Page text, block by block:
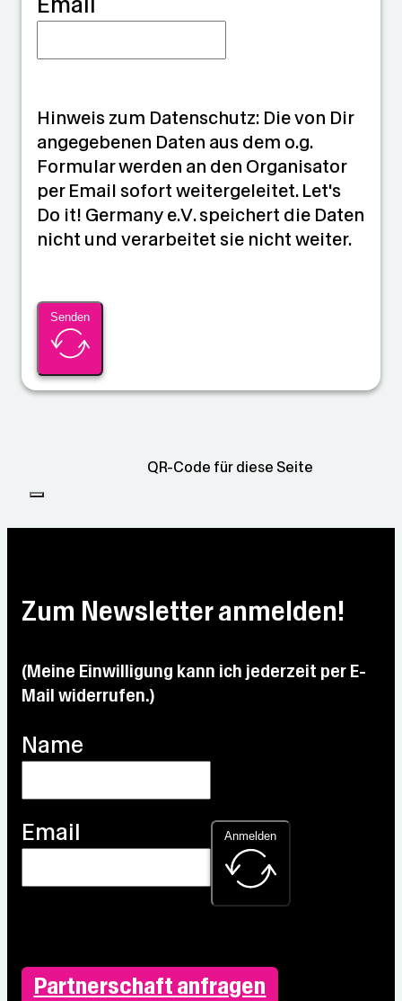
Email
Hinweis zum Datenschutz: Die von Dir
angegebenen Daten aus dem o.g.
Formular werden an den Organisator
per Email sofort weitergeleitet. Let's
Do it! Germany e.V. speichert die Daten
nicht und verarbeitet sie nicht weiter.
Senden
QR-Code für diese Seite
Partnerschaft anfragen
Zum Newsletter anmelden!
(Meine Einwilligung kann ich jederzeit per E-
Mail widerrufen.)
Name
Email Anmelden